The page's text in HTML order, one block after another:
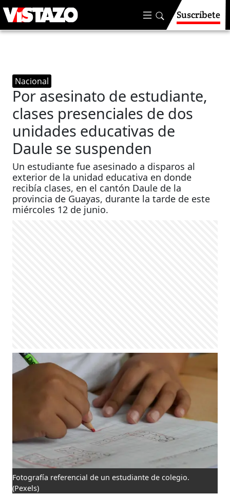
Suscríbete
Nacional
Por asesinato de estudiante,
clases presenciales de dos
unidades educativas de
Daule se suspenden
Un estudiante fue asesinado a disparos al
exterior de la unidad educativa en donde
recibía clases, en el cantón Daule de la
provincia de Guayas, durante la tarde de este
miércoles 12 de junio.
Fotografía referencial de un estudiante de colegio.
(Pexels)